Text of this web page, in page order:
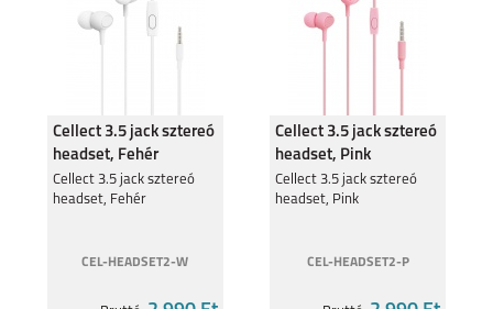
A16 S RENO 5 5G
Cellect 3.5 jack sztereó
headset, Fehér
Cellect 3.5 jack sztereó
headset, Fehér
CEL-HEADSET2-W
Cellect 3.5 jack sztereó
headset, Pink
Cellect 3.5 jack sztereó
headset, Pink
CEL-HEADSET2-P